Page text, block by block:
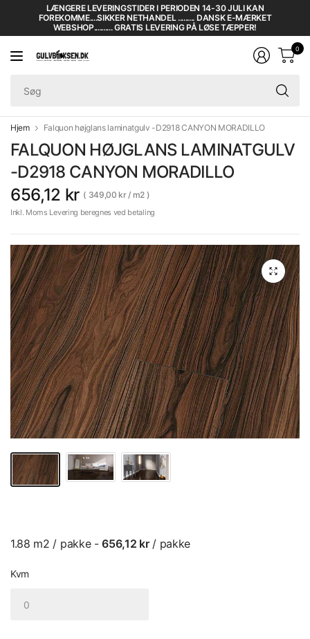
LÆNGERE LEVERINGSTIDER I PERIODEN 14-30 JULI KAN
FOREKOMME....SIKKER NETHANDEL ......... DANSK E-MÆRKET
WEBSHOP.......... GRATIS LEVERING PÅ LØSE TÆPPER!
0
Hjem Falquon højglans laminatgulv -D2918 CANYON MORADILLO
FALQUON HØJGLANS LAMINATGULV
-D2918 CANYON MORADILLO
656,12 kr
349,00 kr/ m2
Inkl. Moms Levering beregnes ved betaling
1.88 m2 / pakke -656,12 kr/ pakke
Kvm